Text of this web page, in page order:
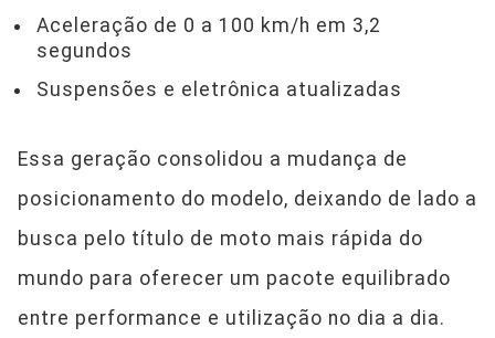
Aceleração de 0 a 100 km/h em 3,2
segundos
Suspensões e eletrônica atualizadas
Essa geração consolidou a mudança de
posicionamento do modelo, deixando de lado a
busca pelo título de moto mais rápida do
mundo para oferecer um pacote equilibrado
entre performance e utilização no dia a dia.